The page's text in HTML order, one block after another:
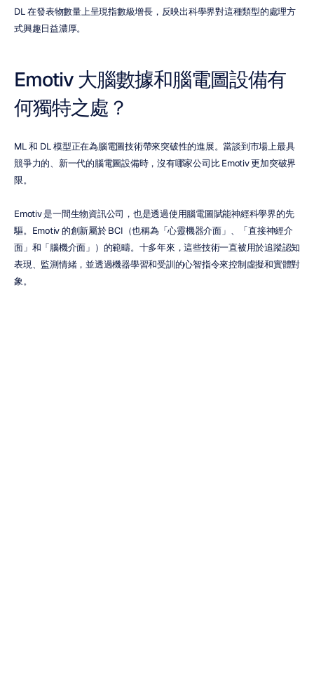
DL 在發表物數量上呈現指數級增長，反映出科學界對這種類型的處理方
式興趣日益濃厚。
Emotiv 大腦數據和腦電圖設備有
何獨特之處？
ML 和 DL 模型正在為腦電圖技術帶來突破性的進展。當談到市場上最具
競爭力的、新一代的腦電圖設備時，沒有哪家公司比 Emotiv 更加突破界
限。
Emotiv 是一間生物資訊公司，也是透過使用腦電圖賦能神經科學界的先
驅。Emotiv 的創新屬於 BCI（也稱為「心靈機器介面」、「直接神經介
面」和「腦機介面」）的範疇。十多年來，這些技術一直被用於追蹤認知
表現、監測情緒，並透過機器學習和受訓的心智指令來控制虛擬和實體對
象。